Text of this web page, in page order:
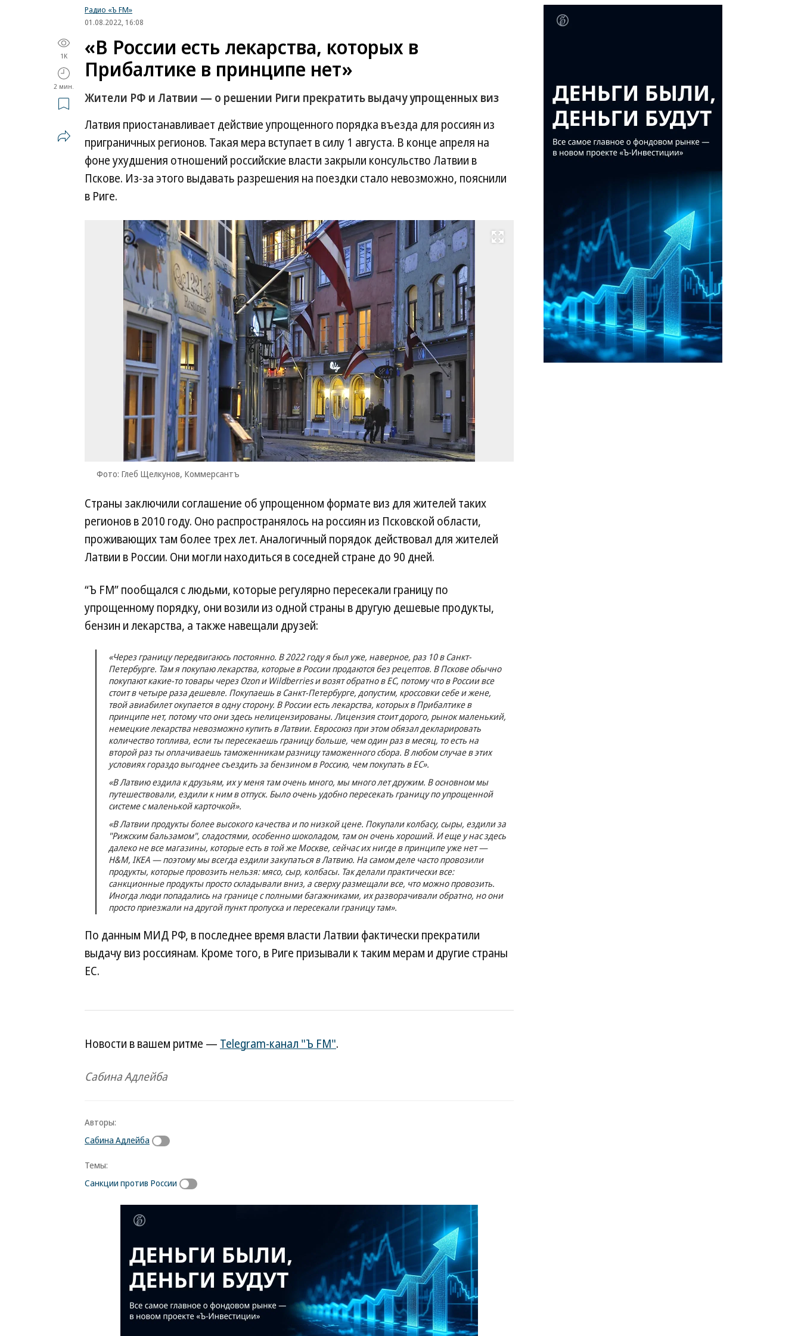
Радио «Ъ FM»
01.08.2022, 16:08
1K
2 мин.
«В России есть лекарства, которых в
Прибалтике в принципе нет»
Жители РФ и Латвии — о решении Риги прекратить выдачу упрощенных виз
Латвия приостанавливает действие упрощенного порядка въезда для россиян из
приграничных регионов. Такая мера вступает в силу 1 августа. В конце апреля на
фоне ухудшения отношений российские власти закрыли консульство Латвии в
Пскове. Из-за этого выдавать разрешения на поездки стало невозможно, пояснили
в Риге.
Развернуть на весь экран
Фото: Глеб Щелкунов, Коммерсантъ
Щелкунов,
Коммерсантъ
Страны заключили соглашение об упрощенном формате виз для жителей таких
регионов в 2010 году. Оно распространялось на россиян из Псковской области,
проживающих там более трех лет. Аналогичный порядок действовал для жителей
Латвии в России. Они могли находиться в соседней стране до 90 дней.
“Ъ FM” пообщался с людьми, которые регулярно пересекали границу по
упрощенному порядку, они возили из одной страны в другую дешевые продукты,
бензин и лекарства, а также навещали друзей:
«Через границу передвигаюсь постоянно. В 2022 году я был уже, наверное, раз 10 в Санкт-
Петербурге. Там я покупаю лекарства, которые в России продаются без рецептов. В Пскове обычно
покупают какие-то товары через Ozon и Wildberries и возят обратно в ЕС, потому что в России все
стоит в четыре раза дешевле. Покупаешь в Санкт-Петербурге, допустим, кроссовки себе и жене,
твой авиабилет окупается в одну сторону. В России есть лекарства, которых в Прибалтике в
принципе нет, потому что они здесь нелицензированы. Лицензия стоит дорого, рынок маленький,
немецкие лекарства невозможно купить в Латвии. Евросоюз при этом обязал декларировать
количество топлива, если ты пересекаешь границу больше, чем один раз в месяц, то есть на
второй раз ты оплачиваешь таможенникам разницу таможенного сбора. В любом случае в этих
условиях гораздо выгоднее съездить за бензином в Россию, чем покупать в ЕС».
«В Латвию ездила к друзьям, их у меня там очень много, мы много лет дружим. В основном мы
путешествовали, ездили к ним в отпуск. Было очень удобно пересекать границу по упрощенной
системе с маленькой карточкой».
«В Латвии продукты более высокого качества и по низкой цене. Покупали колбасу, сыры, ездили за
"Рижским бальзамом", сладостями, особенно шоколадом, там он очень хороший. И еще у нас здесь
далеко не все магазины, которые есть в той же Москве, сейчас их нигде в принципе уже нет —
H&M, IKEA — поэтому мы всегда ездили закупаться в Латвию. На самом деле часто провозили
продукты, которые провозить нельзя: мясо, сыр, колбасы. Так делали практически все:
санкционные продукты просто складывали вниз, а сверху размещали все, что можно провозить.
Иногда люди попадались на границе с полными багажниками, их разворачивали обратно, но они
просто приезжали на другой пункт пропуска и пересекали границу там».
По данным МИД РФ, в последнее время власти Латвии фактически прекратили
выдачу виз россиянам. Кроме того, в Риге призывали к таким мерам и другие страны
ЕС.
Новости в вашем ритме — Telegram-канал "Ъ FM".
Сабина Адлейба
Авторы:
Сабина Адлейба
Темы:
Санкции против России